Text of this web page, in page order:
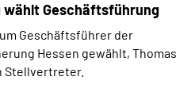
Geschäftsführung
Geschäftsführer der
Hessen gewählt, Thomas
Stellvertreter.